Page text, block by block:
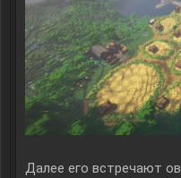
Далее его встречают